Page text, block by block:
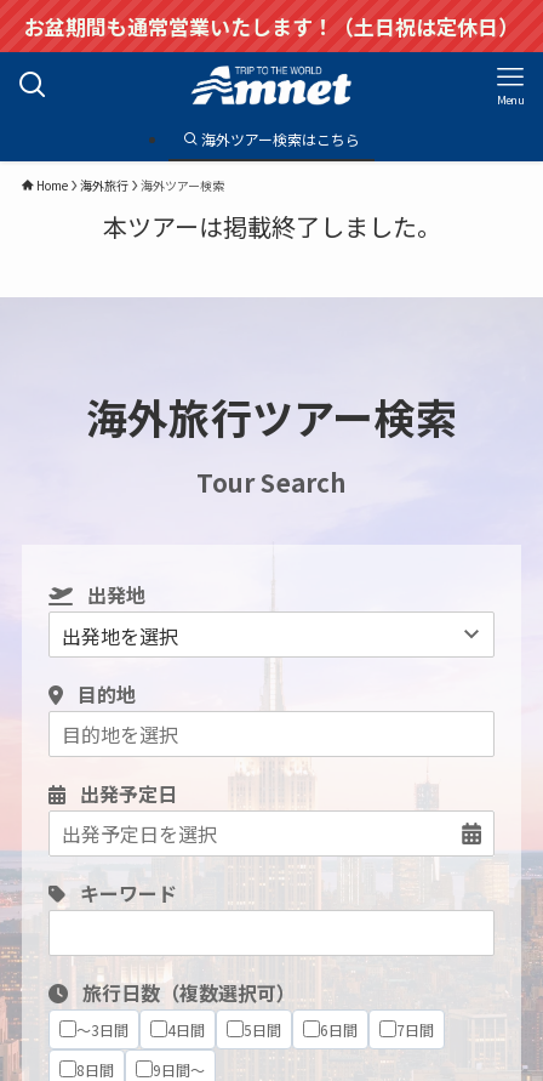
お盆期間も通常営業いたします！（土日祝は定休日）
Menu
海外ツアー検索はこちら
Home 海外旅行 海外ツアー検索
本ツアーは掲載終了しました。
海外旅行ツアー検索
Tour Search
出発地
目的地
出発予定日
キーワード
旅行日数（複数選択可）
～3日間 4日間 5日間 6日間
7日間
8日間
9日間～